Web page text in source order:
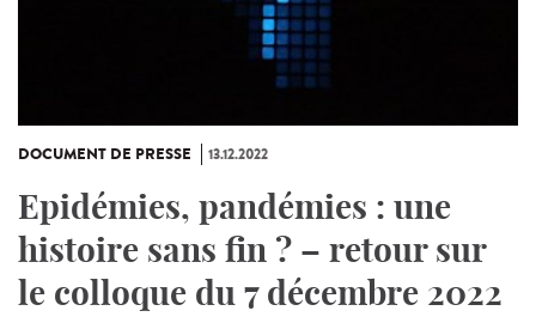
DOCUMENT DE PRESSE 13.12.2022
Epidémies, pandémies : une
histoire sans fin ? – retour sur
le colloque du 7 décembre 2022